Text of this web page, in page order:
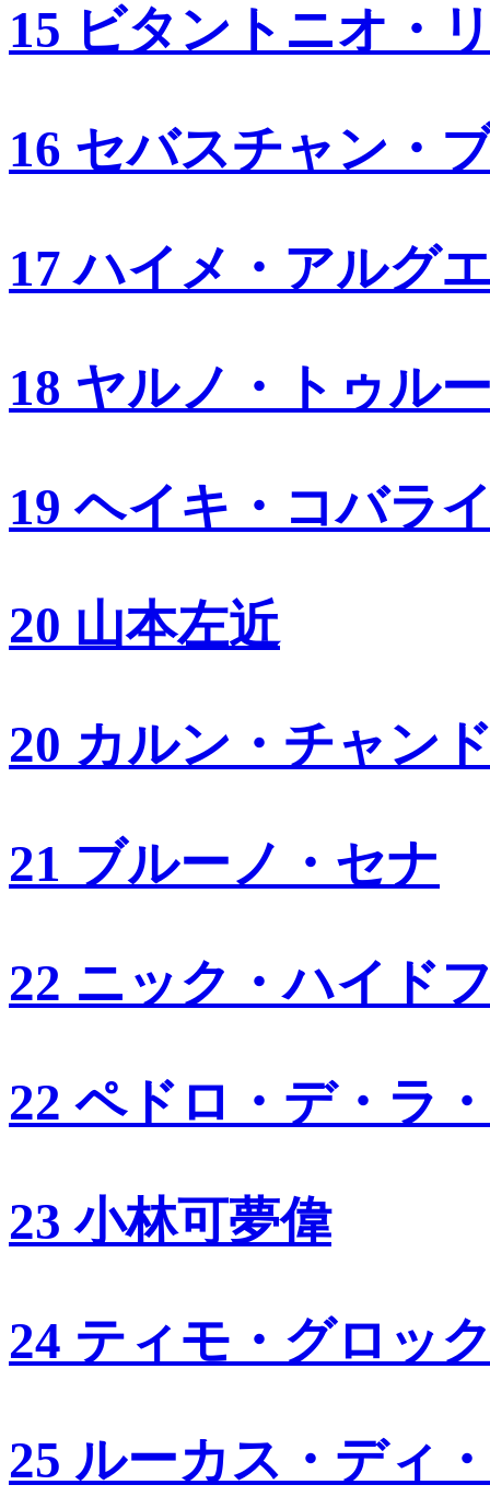
15 ビタントニオ・
16 セバスチャン・
17 ハイメ・アルグ
18 ヤルノ・トゥル
19 ヘイキ・コバラ
20 山本左近
20 カルン・チャン
21 ブルーノ・セナ
22 ニック・ハイド
22 ペドロ・デ・ラ
23 小林可夢偉
24 ティモ・グロッ
25 ルーカス・ディ